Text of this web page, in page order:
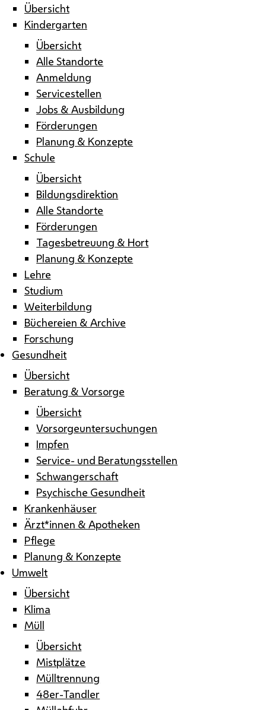
Übersicht
Kindergarten
Übersicht
Alle Standorte
Anmeldung
Servicestellen
Jobs & Ausbildung
Förderungen
Planung & Konzepte
Schule
Übersicht
Bildungsdirektion
Alle Standorte
Förderungen
Tagesbetreuung & Hort
Planung & Konzepte
Lehre
Studium
Weiterbildung
Büchereien & Archive
Forschung
Gesundheit
Übersicht
Beratung & Vorsorge
Übersicht
Vorsorgeuntersuchungen
Impfen
Service- und Beratungsstellen
Schwangerschaft
Psychische Gesundheit
Krankenhäuser
Ärzt*innen & Apotheken
Pflege
Planung & Konzepte
Umwelt
Übersicht
Klima
Müll
Übersicht
Mistplätze
Mülltrennung
48er-Tandler